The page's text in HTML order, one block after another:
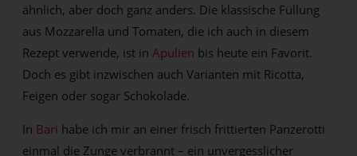
ähnlich, aber doch ganz anders. Die klassische Füllung
aus Mozzarella und Tomaten, die ich auch in diesem
Rezept verwende, ist in Apulien bis heute ein Favorit.
Doch es gibt inzwischen auch Varianten mit Ricotta,
Feigen oder sogar Schokolade.
In Bari habe ich mir an einer frisch frittierten Panzerotti
einmal die Zunge verbrannt – ein unvergesslicher